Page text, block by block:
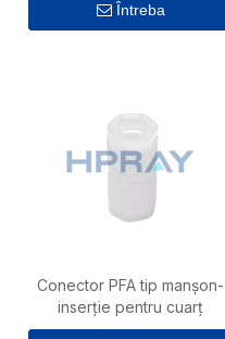
Întreba
Conector PFA tip manșon-
inserție pentru cuarț